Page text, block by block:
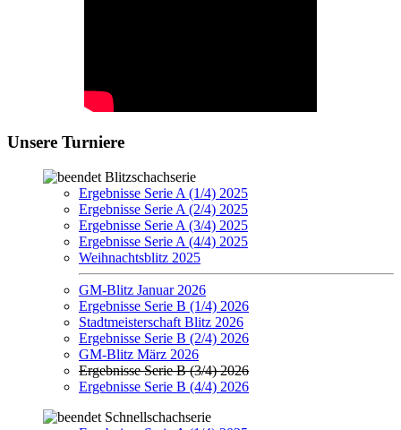
Unsere Turniere
Blitzschachserie
Ergebnisse Serie A (1/4) 2025
Ergebnisse Serie A (2/4) 2025
Ergebnisse Serie A (3/4) 2025
Ergebnisse Serie A (4/4) 2025
Weihnachtsblitz 2025
GM-Blitz Januar 2026
Ergebnisse Serie B (1/4) 2026
Stadtmeisterschaft Blitz 2026
Ergebnisse Serie B (2/4) 2026
GM-Blitz März 2026
Ergebnisse Serie B (3/4) 2026
Ergebnisse Serie B (4/4) 2026
Schnellschachserie